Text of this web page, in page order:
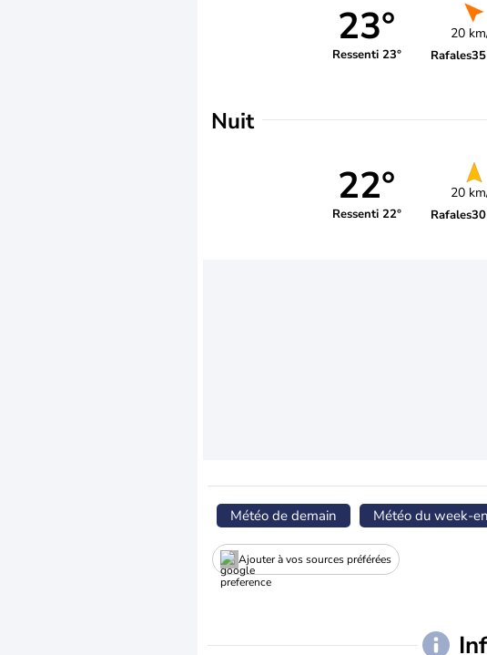
23°
Ressenti 23°
20
Rafales
Nuit
22°
Ressenti 22°
20
Rafales
Météo de demain Météo du week-
Ajouter à vos sources préférées